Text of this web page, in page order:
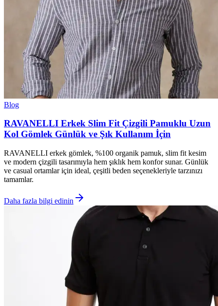
Blog
RAVANELLI Erkek Slim Fit Çizgili Pamuklu Uzun
Kol Gömlek Günlük ve Şık Kullanım İçin
RAVANELLI erkek gömlek, %100 organik pamuk, slim fit kesim
ve modern çizgili tasarımıyla hem şıklık hem konfor sunar. Günlük
ve casual ortamlar için ideal, çeşitli beden seçenekleriyle tarzınızı
tamamlar.
Daha fazla bilgi edinin